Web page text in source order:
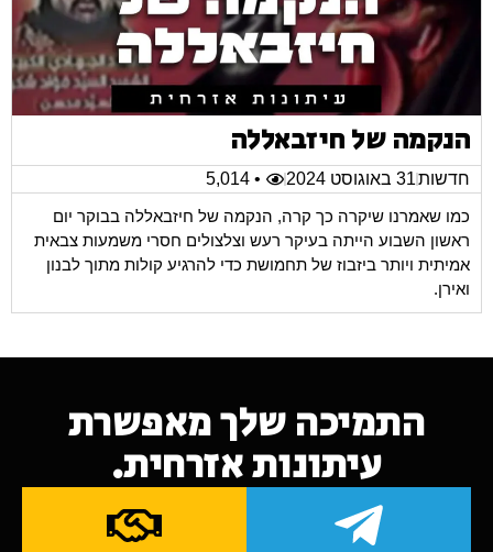
הנקמה של חיזבאללה
חדשות31 באוגוסט 2024
• 5,014
כמו שאמרנו שיקרה כך קרה, הנקמה של חיזבאללה בבוקר יום
ראשון השבוע הייתה בעיקר רעש וצלצולים חסרי משמעות צבאית
אמיתית ויותר ביזבוז של תחמושת כדי להרגיע קולות מתוך לבנון
ואירן.
התמיכה שלך מאפשרת
עיתונות אזרחית.